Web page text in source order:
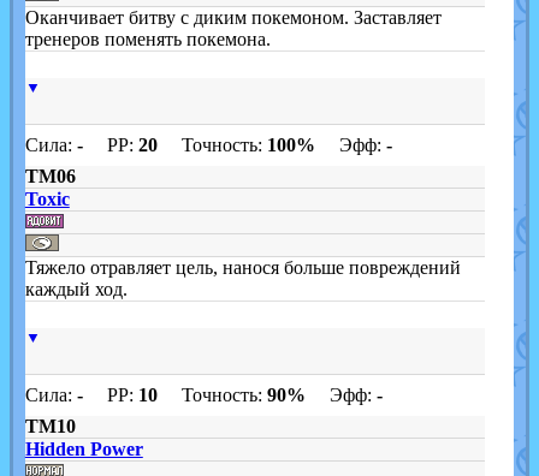
Оканчивает битву с диким покемоном. Заставляет
тренеров поменять покемона.
▼
Сила: -PP: 20Точность: 100% Эфф: -
TM06
Toxic
Тяжело отравляет цель, нанося больше повреждений
каждый ход.
▼
Сила: -PP: 10Точность: 90% Эфф: -
TM10
Hidden Power